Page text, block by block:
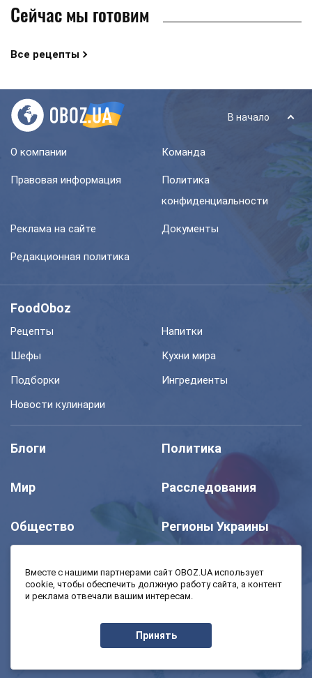
Сейчас мы готовим
Все рецепты
В начало
О компании Команда
Правовая информация
Политика
конфиденциальности
Реклама на сайте Документы
Редакционная политика
FoodOboz
Рецепты
Напитки
Шефы
Кухни мира
Подборки
Ингредиенты
Новости кулинарии
Блоги Политика
Мир Расследования
Общество Регионы Украины
Моя школа Авто
Экономика
Вместе с нашими партнерами сайт OBOZ.UA использует
cookie, чтобы обеспечить должную работу сайта, а контент
и реклама отвечали вашим интересам.
Принять